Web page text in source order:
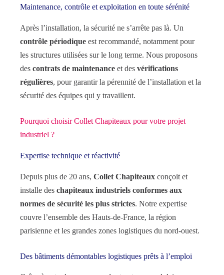
Maintenance, contrôle et exploitation en toute sérénité
Après l’installation, la sécurité ne s’arrête pas là. Un
contrôle périodique est recommandé, notamment pour
les structures utilisées sur le long terme. Nous proposons
des contrats de maintenance et des vérifications
régulières, pour garantir la pérennité de l’installation et la
sécurité des équipes qui y travaillent.
Pourquoi choisir Collet Chapiteaux pour votre projet
industriel ?
Expertise technique et réactivité
Depuis plus de 20 ans, Collet Chapiteaux conçoit et
installe des chapiteaux industriels conformes aux
normes de sécurité les plus strictes. Notre expertise
couvre l’ensemble des Hauts-de-France, la région
parisienne et les grandes zones logistiques du nord-ouest.
Des bâtiments démontables logistiques prêts à l’emploi